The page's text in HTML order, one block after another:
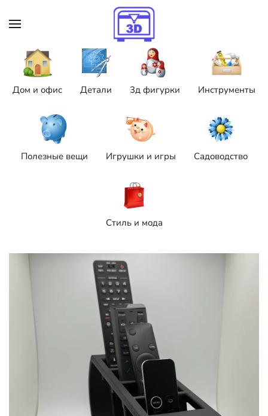
Skip to main content
Дом и офис Детали 3д фигурки Инструменты
Полезные вещи Игрушки и игры Садоводство
Стиль и мода